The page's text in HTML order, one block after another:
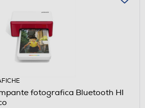
fotografica Bluetooth HI